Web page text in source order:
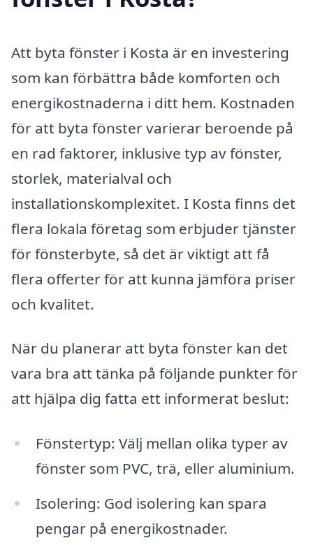
Att byta fönster i Kosta är en investering
som kan förbättra både komforten och
energikostnaderna i ditt hem. Kostnaden
för att byta fönster varierar beroende på
en rad faktorer, inklusive typ av fönster,
storlek, materialval och
installationskomplexitet. I Kosta finns det
flera lokala företag som erbjuder tjänster
för fönsterbyte, så det är viktigt att få
flera offerter för att kunna jämföra priser
och kvalitet.
När du planerar att byta fönster kan det
vara bra att tänka på följande punkter för
att hjälpa dig fatta ett informerat beslut:
Fönstertyp: Välj mellan olika typer av
fönster som PVC, trä, eller aluminium.
Isolering: God isolering kan spara
pengar på energikostnader.